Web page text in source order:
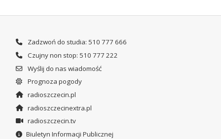
Zadzwoń do studia: 510 777 666
Czujny non stop: 510 777 222
Wyślij do nas wiadomość
Prognoza pogody
radioszczecin.pl
radioszczecinextra.pl
radioszczecin.tv
Biuletyn Informacji Publicznej